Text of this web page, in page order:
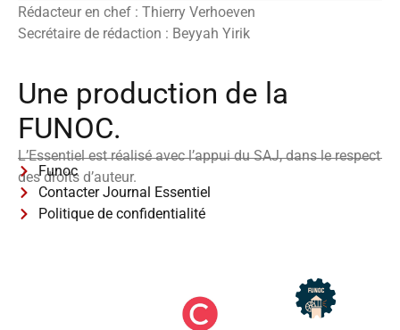
Rédacteur en chef : Thierry Verhoeven
Secrétaire de rédaction : Beyyah Yirik
Une production de la
FUNOC.
L’Essentiel est réalisé avec l’appui du SAJ, dans le respect
des droits d’auteur.
Funoc
Contacter Journal Essentiel
Politique de confidentialité